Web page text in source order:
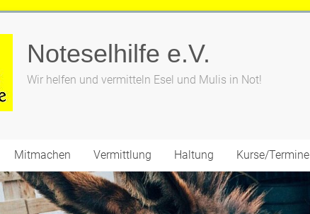
Noteselhilfe e.V.
Wir helfen und vermitteln Esel und Mulis in Not!
Mitmachen Vermittlung Haltung Kurse/Termine